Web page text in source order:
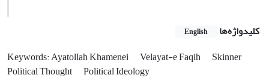
کلیدواژه‌ها English
Keywords: Ayatollah Khamenei Velayat-e Faqih
Skinner
Political Thought Political Ideology